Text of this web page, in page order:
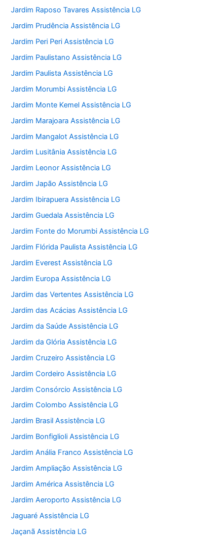
Jardim Raposo Tavares Assistência LG
Jardim Prudência Assistência LG
Jardim Peri Peri Assistência LG
Jardim Paulistano Assistência LG
Jardim Paulista Assistência LG
Jardim Morumbi Assistência LG
Jardim Monte Kemel Assistência LG
Jardim Marajoara Assistência LG
Jardim Mangalot Assistência LG
Jardim Lusitânia Assistência LG
Jardim Leonor Assistência LG
Jardim Japão Assistência LG
Jardim Ibirapuera Assistência LG
Jardim Guedala Assistência LG
Jardim Fonte do Morumbi Assistência LG
Jardim Flórida Paulista Assistência LG
Jardim Everest Assistência LG
Jardim Europa Assistência LG
Jardim das Vertentes Assistência LG
Jardim das Acácias Assistência LG
Jardim da Saúde Assistência LG
Jardim da Glória Assistência LG
Jardim Cruzeiro Assistência LG
Jardim Cordeiro Assistência LG
Jardim Consórcio Assistência LG
Jardim Colombo Assistência LG
Jardim Brasil Assistência LG
Jardim Bonfiglioli Assistência LG
Jardim Anália Franco Assistência LG
Jardim Ampliação Assistência LG
Jardim América Assistência LG
Jardim Aeroporto Assistência LG
Jaguaré Assistência LG
Jaçanã Assistência LG